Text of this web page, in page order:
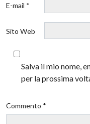
E-mail *
Sito Web
Salva il mio nome,
per la prossima
Commento *